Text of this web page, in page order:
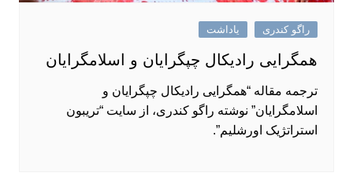
راگو کندری یاداشت
همگرایی رادیکال چپگرایان و اسلامگرایان
ترجمه مقاله “همگرایی رادیکال چپگرایان و
اسلامگرایان” نوشته راگو کندری، از سایت “تریبون
استراتژیک اورشلیم”.